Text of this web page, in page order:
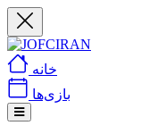
خانه
بازی‌ها